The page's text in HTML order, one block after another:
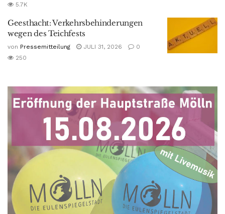
5.7K
Geesthacht: Verkehrsbehinderungen
wegen des Teichfests
von Pressemitteilung JULI 31, 2026
0
250